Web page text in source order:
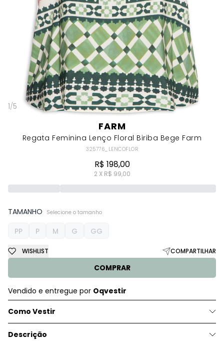
1/5
FARM
Regata Feminina Lenço Floral Biriba Bege Farm
325776_LENCOFLOR
R$ 198,00
2 X R$ 99,00
TAMANHO Selecione o tamanho
PP P M G GG
COMPRAR
WISHLIST COMPARTILHAR
Vendido e entregue por Oqvestir
Como Vestir
Descrição